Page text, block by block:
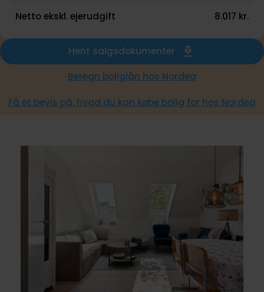
Netto ekskl. ejerudgift
8.017 kr.
Hent salgsdokumenter
Beregn boliglån hos Nordea
Få et bevis på, hvad du kan købe bolig for hos Nordea